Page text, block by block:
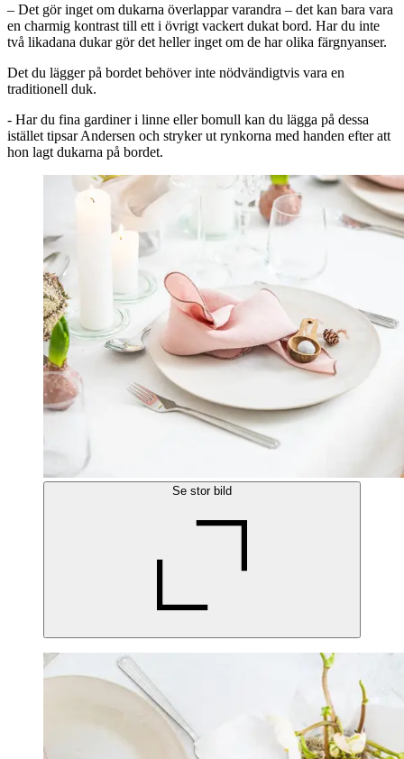
– Det gör inget om dukarna överlappar varandra – det kan bara vara
en charmig kontrast till ett i övrigt vackert dukat bord. Har du inte
två likadana dukar gör det heller inget om de har olika färgnyanser.
Det du lägger på bordet behöver inte nödvändigtvis vara en
traditionell duk.
- Har du fina gardiner i linne eller bomull kan du lägga på dessa
istället tipsar Andersen och stryker ut rynkorna med handen efter att
hon lagt dukarna på bordet.
Se stor bild